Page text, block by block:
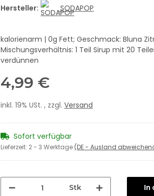
Hersteller:
SODAPOP
kalorienarm | 0g Fett; Geschmack: Bluna
Mischungsverhältnis: 1 Teil Sirup mit 20
verdünnen
4,99 €
inkl. 19% USt. , zzgl. Versand
Sofort verfügbar
Lieferzeit: 2 - 3 Werktage (DE - Ausland
Stk In